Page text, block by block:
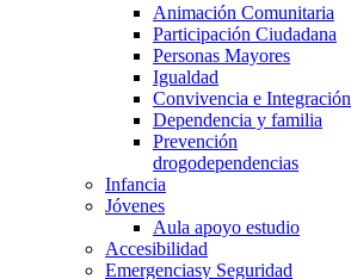
Animación Comunitaria
Participación Ciudadana
Personas Mayores
Igualdad
Convivencia e Integración
Dependencia y familia
Prevención
drogodependencias
Infancia
Jóvenes
Aula apoyo estudio
Accesibilidad
Emergenciasy Seguridad